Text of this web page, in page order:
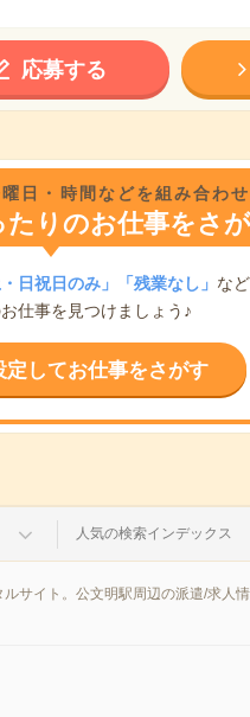
応募する
日・時間などを組み合わ
たりのお仕事をさ
・日祝日のみ」「残業なし」 な
仕事を見つけましょう♪
定してお仕事をさがす
人気の検索インデックス
サイト。公文明駅周辺の派遣/求人